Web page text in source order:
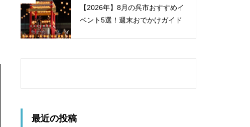
【2026年】8月の呉市おすすめイ
ベント5選！週末おでかけガイド
最近の投稿